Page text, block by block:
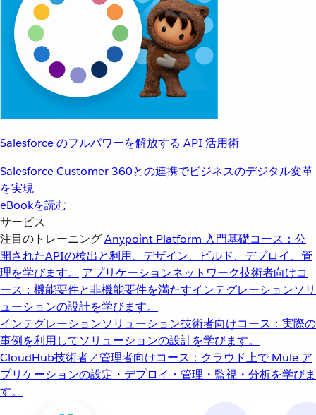
Salesforce のフルパワーを解放する API 活用術
Salesforce Customer 360との連携でビジネスのデジタル変革
を実現
eBookを読む
サービス
注目のトレーニングAnypoint Platform 入門基礎コース：公
開されたAPIの検出と利用、デザイン、ビルド、デプロイ、管
理を学びます。
アプリケーションネットワーク技術者向けコ
ース：機能要件と非機能要件を満たすインテグレーションソリ
ューションの設計を学びます。
インテグレーションソリューション技術者向けコース：実際の
事例を利用してソリューションの設計を学びます。
CloudHub技術者／管理者向けコース：クラウド上で Mule ア
プリケーションの設定・デプロイ・管理・監視・分析を学びま
す。